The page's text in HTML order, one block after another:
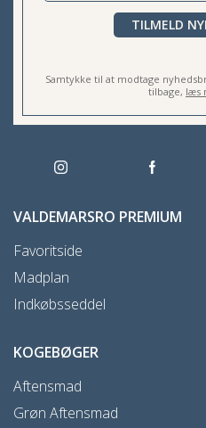
TILMELD
Samtykke til at modtage
tilbage, læs
VALDEMARSRO PREMIUM
Favoritside
Madplan
Indkøbsseddel
KOGEBØGER
Aftensmad
Grøn Aftensmad